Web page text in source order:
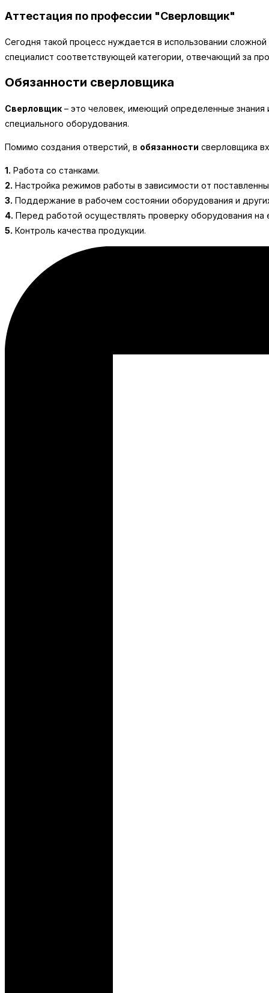
Аттестация по профессии "Сверловщик"
Сегодня такой процесс нуждается в использовании
специалист соответствующей категории, отвечающий за
Обязанности сверловщика
Сверловщик – это человек, имеющий определенные знания
специального оборудования.
Помимо создания отверстий, в обязанности сверловщика
1. Работа со станками.
2. Настройка режимов работы в зависимости от
3. Поддержание в рабочем состоянии оборудования и
4. Перед работой осуществлять проверку оборудования на
5. Контроль качества продукции.